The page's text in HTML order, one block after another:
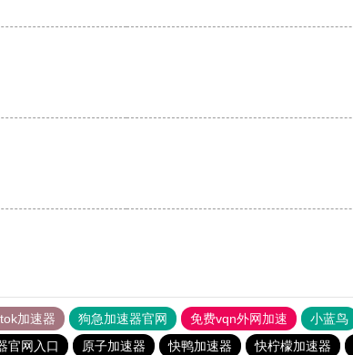
加速器 狗急加速器官网 免费vqn外网加速 小蓝鸟
官网入口 原子加速器 快鸭加速器 快柠檬加速器